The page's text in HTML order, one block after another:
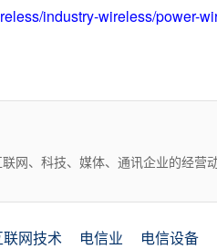
industry-wireless/power-
网、科技、媒体、通讯企业的经营
联网技术 电信业 电信设备